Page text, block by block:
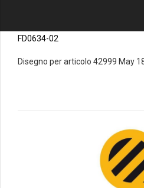
FD0634-02
Disegno per articolo 42999 May